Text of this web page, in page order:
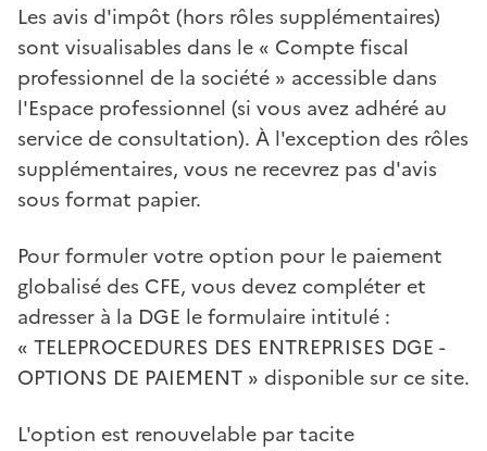
Les avis d'impôt (hors rôles supplémentaires)
sont visualisables dans le « Compte fiscal
professionnel de la société » accessible dans
l'Espace professionnel (si vous avez adhéré au
service de consultation). À l'exception des rôles
supplémentaires, vous ne recevrez pas d'avis
sous format papier.
Pour formuler votre option pour le paiement
globalisé des CFE, vous devez compléter et
adresser à la DGE le formulaire intitulé :
« TELEPROCEDURES DES ENTREPRISES DGE -
OPTIONS DE PAIEMENT » disponible sur ce site.
L'option est renouvelable par tacite